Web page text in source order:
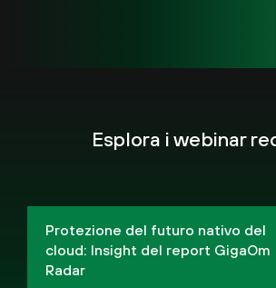
Esplora i webinar
Protezione del futuro nativo del
cloud: Insight del report GigaOm
Radar